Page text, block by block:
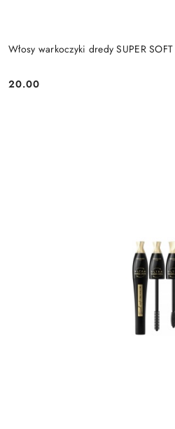
Włosy warkoczyki dredy SUPER
Cena:
20.00